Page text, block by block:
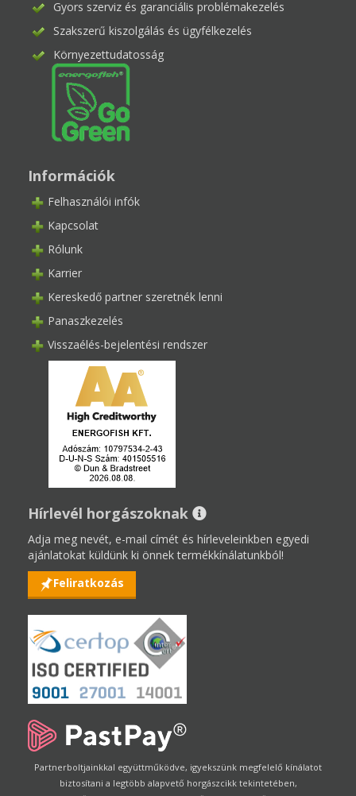
Gyors szerviz és garanciális problémakezelés
Szakszerű kiszolgálás és ügyfélkezelés
Környezettudatosság
Információk
Felhasználói infók
Kapcsolat
Rólunk
Karrier
Kereskedő partner szeretnék lenni
Panaszkezelés
Visszaélés-bejelentési rendszer
Hírlevél horgászoknak
Adja meg nevét, e-mail címét és hírleveleinkben egyedi
ajánlatokat küldünk ki önnek termékkínálatunkból!
Feliratkozás
Partnerboltjainkkal együttműködve, igyekszünk megfelelő kínálatot
biztosítani a legtöbb alapvető horgászcikk tekintetében,